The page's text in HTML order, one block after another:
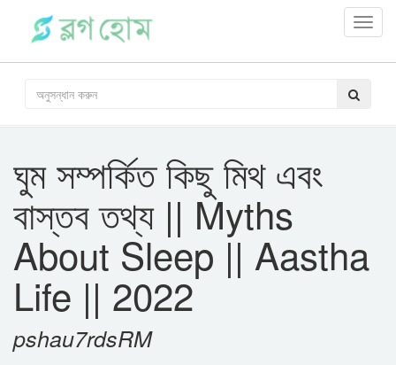
ঘুম সম্পর্কিত কিছু মিথ এবং
বাস্তব তথ্য || Myths
About Sleep || Aastha
Life || 2022
pshau7rdsRM